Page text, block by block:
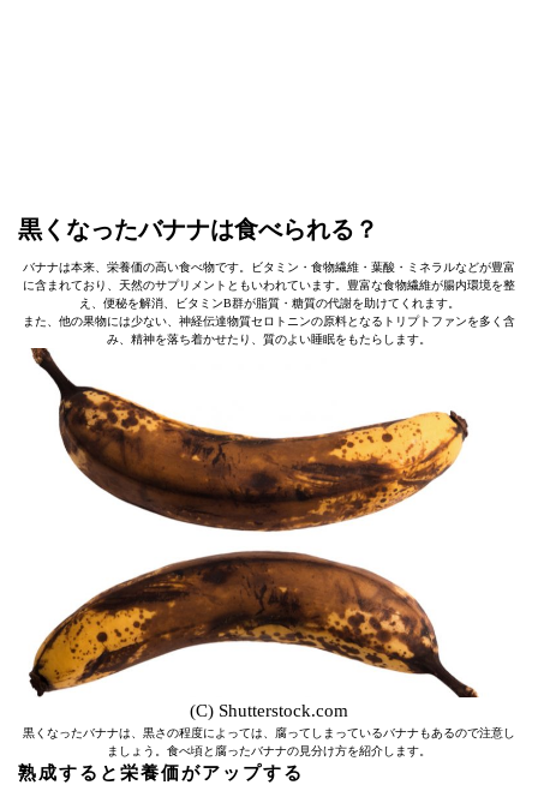
黒くなったバナナは食べられる？
バナナは本来、栄養価の高い食べ物です。ビタミン・食物繊維・葉酸・ミネラルなどが豊富
に含まれており、天然のサプリメントともいわれています。豊富な食物繊維が腸内環境を整
え、便秘を解消、ビタミンB群が脂質・糖質の代謝を助けてくれます。
また、他の果物には少ない、神経伝達物質セロトニンの原料となるトリプトファンを多く含
み、精神を落ち着かせたり、質のよい睡眠をもたらします。
(C) Shutterstock.com
黒くなったバナナは、黒さの程度によっては、腐ってしまっているバナナもあるので注意し
ましょう。食べ頃と腐ったバナナの見分け方を紹介します。
熟成すると栄養価がアップする